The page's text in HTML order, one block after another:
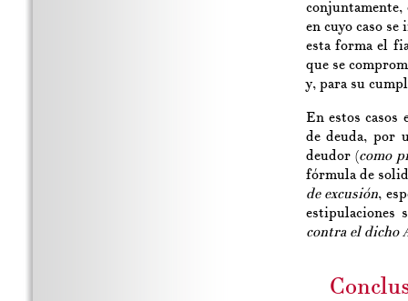
en cuyo caso
esta forma el
que se
y, para su
En estos
de deuda, por
deudor (como
fórmula de
de excusión,
estipulaciones
contra el dicho